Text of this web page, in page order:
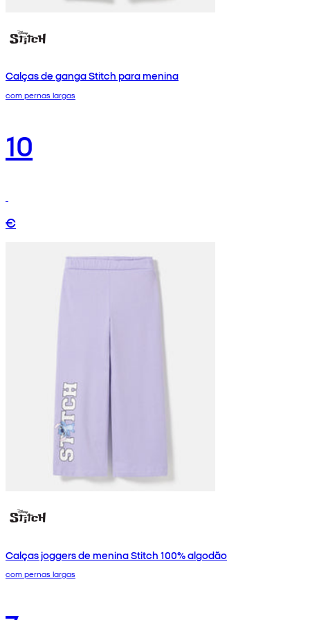
Calças de ganga Stitch para menina
com pernas largas
10
€
Calças joggers de menina Stitch 100% algodão
com pernas largas